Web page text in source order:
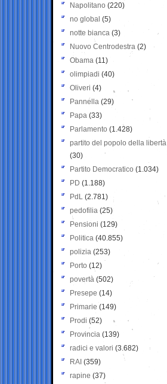
Napolitano (220)
no global (5)
notte bianca (3)
Nuovo Centrodestra (2)
Obama (11)
olimpiadi (40)
Oliveri (4)
Pannella (29)
Papa (33)
Parlamento (1.428)
partito del popolo della libertà
(30)
Partito Democratico (1.034)
PD (1.188)
PdL (2.781)
pedofilia (25)
Pensioni (129)
Politica (40.855)
polizia (253)
Porto (12)
povertà (502)
Presepe (14)
Primarie (149)
Prodi (52)
Provincia (139)
radici e valori (3.682)
RAI (359)
rapine (37)